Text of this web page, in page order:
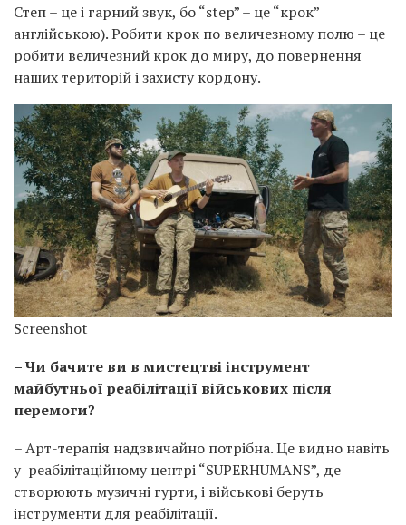
Степ – це і гарний звук, бо “step” – це “крок”
англійською). Робити крок по величезному полю – це
робити величезний крок до миру, до повернення
наших територій і захисту кордону.
Screenshot
– Чи бачите ви в мистецтві інструмент
майбутньої реабілітації військових після
перемоги?
– Арт-терапія надзвичайно потрібна. Це видно навіть
у реабілітаційному центрі “SUPERHUMANS”, де
створюють музичні гурти, і військові беруть
інструменти для реабілітації.